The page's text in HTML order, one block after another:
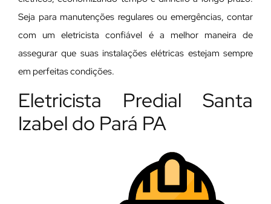
Seja para manutenções regulares ou emergências, contar
com um eletricista confiável é a melhor maneira de
assegurar que suas instalações elétricas estejam sempre
em perfeitas condições.
Eletricista Predial Santa
Izabel do Pará PA